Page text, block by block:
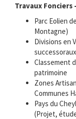
Travaux
Parc Eolien
Montagne)
Divisions en
successoraux
Classement
patrimoine
Zones
Communes
Pays du
(Projet,